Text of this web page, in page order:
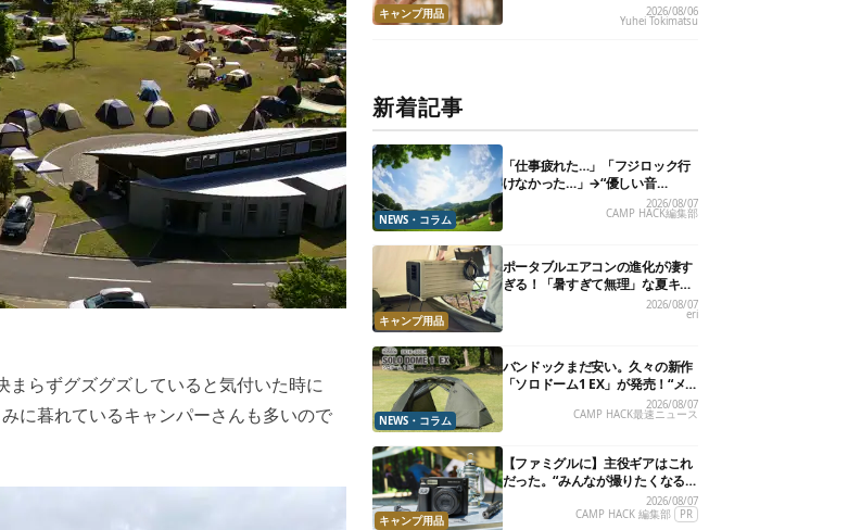
らずグズグズしていると気付いた時に
に暮れているキャンパーさんも多いので
キャンプ用品 2026/08/06
Yuhei Tokimatsu
新着記事
NEWS・コラム
「仕事疲れた…」「フジロック行
けなかった…」→“優しい音
楽”と“大きな自然”で治癒。まだ間
に合います。
2026/08/07
CAMP HACK編集部
キャンプ用品
ポータブルエアコンの進化が凄す
ぎる！「暑すぎて無理」な夏キャ
ンプを激変させる最新5選2026/08/07
eri
NEWS・コラム
バンドックまだ安い。久々の新作
「ソロドーム1 EX」が発売！“メ
ッシュインナー”だけでも使える
よ【防災も◎】
2026/08/07
CAMP HACK最速ニュース
キャンプ用品
【ファミグルに】主役ギアはこれ
だった。“みんなが撮りたくなる
カメラ”が楽しすぎる！
2026/08/07
CAMP HACK 編集部
PR